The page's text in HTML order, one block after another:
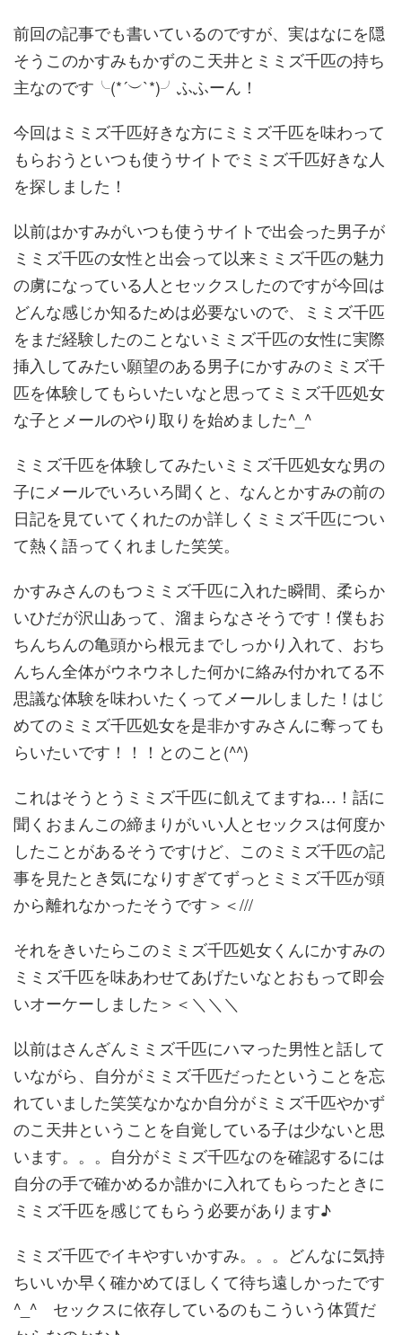
前回の記事でも書いているのですが、実はなにを隠
そうこのかすみもかずのこ天井とミミズ千匹の持ち
主なのです╰(*´︶`*)╯ ふふーん！
今回はミミズ千匹好きな方にミミズ千匹を味わって
もらおうといつも使うサイトでミミズ千匹好きな人
を探しました！
以前はかすみがいつも使うサイトで出会った男子が
ミミズ千匹の女性と出会って以来ミミズ千匹の魅力
の虜になっている人とセックス したのですが今回は
どんな感じか知るためは必要ないので、ミミズ千匹
をまだ経験したのことないミミズ千匹の女性に実際
挿入してみたい願望のある男子にかすみのミミズ千
匹を体験してもらいたいなと思ってミミズ千匹処女
な子とメールのやり取りを始めました^_ ^
ミミズ千匹を体験してみたいミミズ千匹処女な男の
子にメールでいろいろ聞くと、なんとかすみの前の
日記を見ていてくれたのか詳し くミミズ千匹につい
て熱く語ってくれました笑笑。
かすみさんのもつミミズ千匹に入れた瞬間、柔らか
いひだが沢山あって、 溜まらなさそうです！僕もお
ちんちんの亀頭から根元までしっかり 入れて、おち
んちん全体がウネウネした何かに絡み付かれてる不
思議な体験を味わいたくってメールしました！はじ
めてのミミズ千匹処女を是非かすみさんに奪っても
らいたいです！！！とのこと(^^)
これはそうとうミミズ千匹に飢えてますね…！話に
聞くおまんこの締まりがいい人とセックスは何度か
したことがあるそうですけど、このミミズ千匹の記
事を見たとき気になりすぎてずっとミミズ千匹が頭
から離れなかったそうです＞＜///
それをきいたらこのミミズ千匹処女くんにかすみの
ミミズ千匹を味あわせてあげたいなとおもって即会
いオーケーしました＞＜＼＼＼
以前はさんざんミミズ千匹にハマった男性と話して
いながら、自分がミミズ千匹だったということを忘
れていました笑笑なかなか自分がミミズ千匹やかず
のこ天井ということを自覚している子は少ないと思
います。。。自分がミミズ千匹なのを確認するには
自分の手で確かめるか誰かに入れてもらったときに
ミミズ千匹を感じてもらう必要があります♪
ミミズ千匹でイキやすいかすみ。。。どんなに気持
ちいいか早く確かめてほしくて待ち遠しかったです
^_^ セックスに依存しているのもこういう体質だ